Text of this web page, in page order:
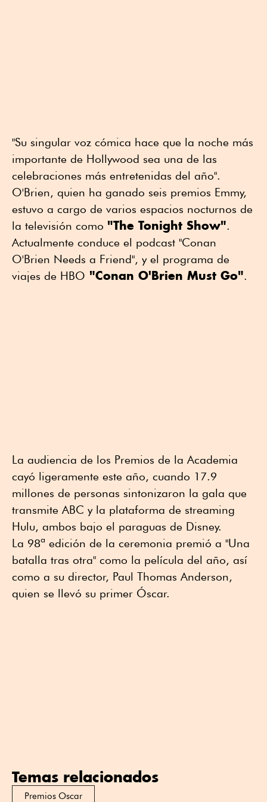
"Su singular voz cómica hace que la noche más
importante de Hollywood sea una de las
celebraciones más entretenidas del año".
O'Brien, quien ha ganado seis premios Emmy,
estuvo a cargo de varios espacios nocturnos de
la televisión como "The Tonight Show".
Actualmente conduce el podcast "Conan
O'Brien Needs a Friend", y el programa de
viajes de HBO "Conan O'Brien Must Go".
La audiencia de los Premios de la Academia
cayó ligeramente este año, cuando 17.9
millones de personas sintonizaron la gala que
transmite ABC y la plataforma de streaming
Hulu, ambos bajo el paraguas de Disney.
La 98ª edición de la ceremonia premió a "Una
batalla tras otra" como la película del año, así
como a su director, Paul Thomas Anderson,
quien se llevó su primer Óscar.
Temas relacionados
Premios Oscar